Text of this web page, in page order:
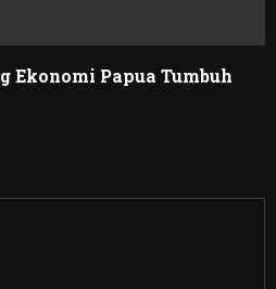
Ekonomi Papua Tumbuh